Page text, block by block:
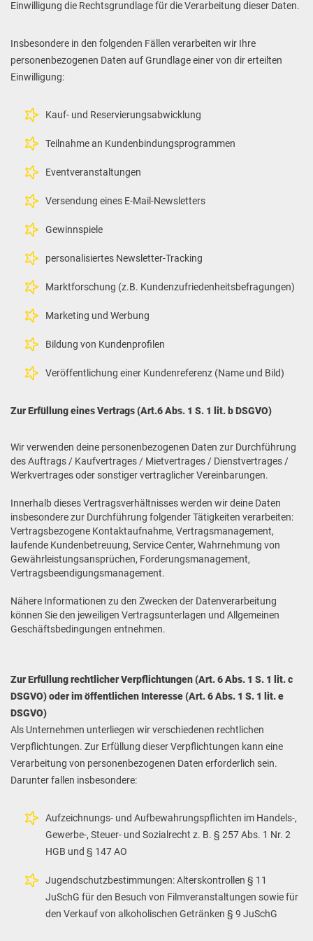
Einwilligung die Rechtsgrundlage für die Verarbeitung dieser Daten.
Insbesondere in den folgenden Fällen verarbeiten wir Ihre
personenbezogenen Daten auf Grundlage einer von dir erteilten
Einwilligung:
Kauf- und Reservierungsabwicklung
Teilnahme an Kundenbindungsprogrammen
Eventveranstaltungen
Versendung eines E-Mail-Newsletters
Gewinnspiele
personalisiertes Newsletter-Tracking
Marktforschung (z.B. Kundenzufriedenheitsbefragungen)
Marketing und Werbung
Bildung von Kundenprofilen
Veröffentlichung einer Kundenreferenz (Name und Bild)
Zur Erfüllung eines Vertrags (Art.6 Abs. 1 S. 1 lit. b DSGVO)
Wir verwenden deine personenbezogenen Daten zur Durchführung
des Auftrags / Kaufvertrages / Mietvertrages / Dienstvertrages /
Werkvertrages oder sonstiger vertraglicher Vereinbarungen.
Innerhalb dieses Vertragsverhältnisses werden wir deine Daten
insbesondere zur Durchführung folgender Tätigkeiten verarbeiten:
Vertragsbezogene Kontaktaufnahme, Vertragsmanagement,
laufende Kundenbetreuung, Service Center, Wahrnehmung von
Gewährleistungsansprüchen, Forderungsmanagement,
Vertragsbeendigungsmanagement.
Nähere Informationen zu den Zwecken der Datenverarbeitung
können Sie den jeweiligen Vertragsunterlagen und Allgemeinen
Geschäftsbedingungen entnehmen.
Zur Erfüllung rechtlicher Verpflichtungen (Art. 6 Abs. 1 S. 1 lit. c
DSGVO) oder im öffentlichen Interesse (Art. 6 Abs. 1 S. 1 lit. e
DSGVO)
Als Unternehmen unterliegen wir verschiedenen rechtlichen
Verpflichtungen. Zur Erfüllung dieser Verpflichtungen kann eine
Verarbeitung von personenbezogenen Daten erforderlich sein.
Darunter fallen insbesondere:
Aufzeichnungs- und Aufbewahrungspflichten im Handels-,
Gewerbe-, Steuer- und Sozialrecht z. B. § 257 Abs. 1 Nr. 2
HGB und § 147 AO
Jugendschutzbestimmungen: Alterskontrollen § 11
JuSchG für den Besuch von Filmveranstaltungen sowie für
den Verkauf von alkoholischen Getränken § 9 JuSchG